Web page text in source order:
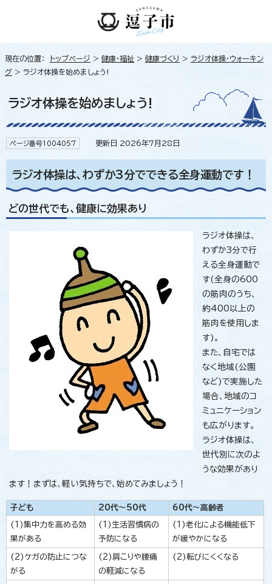
現在の位置： トップページ > 健康・福祉 > 健康づくり > ラジオ体操・ウォーキン
グ > ラジオ体操を始めましょう!
ラジオ体操を始めましょう!
ページ番号1004057 更新日 2026年7月28日
ラジオ体操は、わずか3分でできる全身運動です！
どの世代でも、健康に効果あり
ラジオ体操は、
わずか3分で行
える全身運動で
す(全身の600
の筋肉のうち、
約400以上の
筋肉を使用しま
す)。
また、自宅では
なく地域(公園
など)で実施した
場合、地域のコ
ミュニケーション
も広がります。
ラジオ体操は、
世代別に次のよ
うな効果があり
ます！まずは、軽い気持ちで、始めてみましょう！
子ども 20代～50代 60代～高齢者
(1)集中力を高める効
果がある
(1)生活習慣病の
予防になる
(1)老化による機能低下
が緩やかになる
(2)ケガの防止につな
がる
(2)肩こりや腰痛
の軽減になる
(2)転びにくくなる